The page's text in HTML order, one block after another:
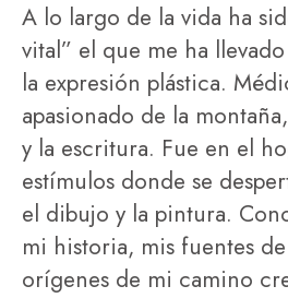
A lo largo de la vida ha
vital” el que me ha
la expresión plástica.
apasionado de la
y la escritura. Fue en el
estímulos donde se
el dibujo y la pintura.
mi historia, mis fuentes
orígenes de mi camino